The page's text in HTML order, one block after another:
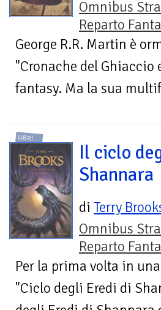
Omnibus
Reparto
George R.R. Martin è
"Cronache del Ghiaccio
fantasy. Ma la sua
LIBRI
Il ciclo
Shannara
di Terry
Omnibus
Reparto
Per la prima volta in
"Ciclo degli Eredi di